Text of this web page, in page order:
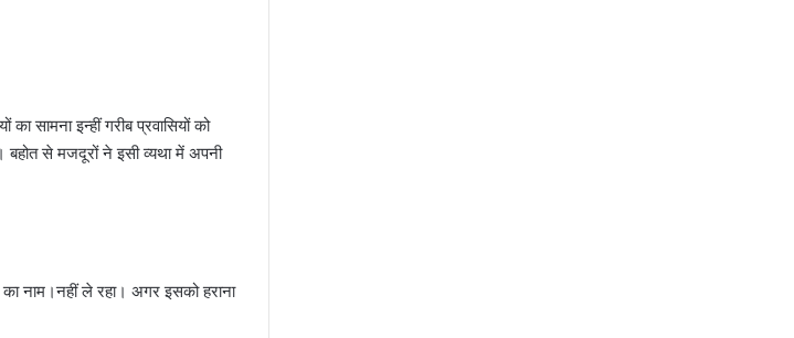
सामना इन्हीं गरीब प्रवासियों को
बहोत से मजदूरों ने इसी व्यथा में अपनी
नाम।नहीं ले रहा। अगर इसको हराना